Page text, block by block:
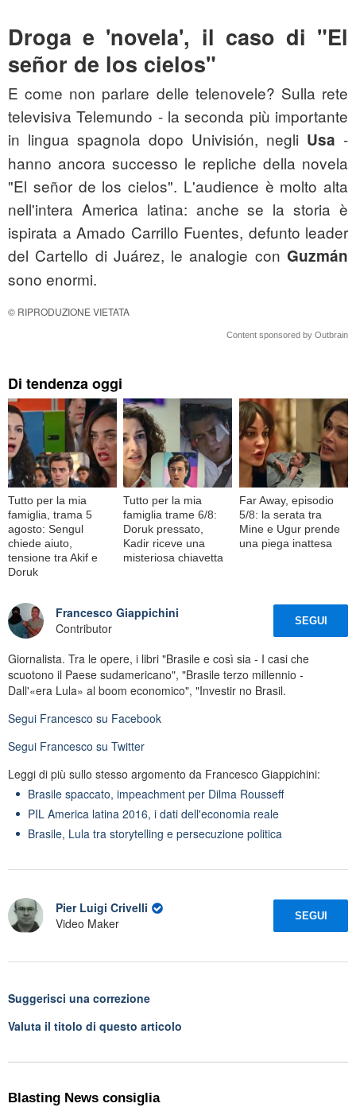
Droga e 'novela', il caso di "El
señor de los cielos"
E come non parlare delle telenovele? Sulla rete
televisiva Telemundo - la seconda più importante
in lingua spagnola dopo Univisión, negli Usa -
hanno ancora successo le repliche della novela
"El señor de los cielos". L'audience è molto alta
nell'intera America latina: anche se la storia è
ispirata a Amado Carrillo Fuentes, defunto leader
del Cartello di Juárez, le analogie con Guzmán
sono enormi.
© RIPRODUZIONE VIETATA
Content sponsored by Outbrain
Di tendenza oggi
Tutto per la mia
famiglia, trama 5
agosto: Sengul
chiede aiuto,
tensione tra Akif e
Doruk
Tutto per la mia
famiglia trame 6/8:
Doruk pressato,
Kadir riceve una
misteriosa chiavetta
Far Away, episodio
5/8: la serata tra
Mine e Ugur prende
una piega inattesa
Francesco Giappichini
Contributor
SEGUI
Giornalista. Tra le opere, i libri "Brasile e così sia - I casi che
scuotono il Paese sudamericano", "Brasile terzo millennio -
Dall'«era Lula» al boom economico", "Investir no Brasil.
Segui Francesco su Facebook
Segui Francesco su Twitter
Leggi di più sullo stesso argomento da Francesco Giappichini:
Brasile spaccato, impeachment per Dilma Rousseff
PIL America latina 2016, i dati dell'economia reale
Brasile, Lula tra storytelling e persecuzione politica
Pier Luigi Crivelli
Video Maker
SEGUI
Suggerisci una correzione
Valuta il titolo di questo articolo
Blasting News consiglia